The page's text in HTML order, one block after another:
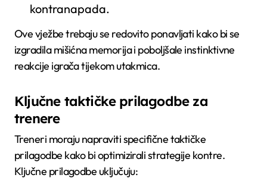
kontranapada.
Ove vježbe trebaju se redovito ponavljati kako bi se
izgradila mišićna memorija i poboljšale instinktivne
reakcije igrača tijekom utakmica.
Ključne taktičke prilagodbe za
trenere
Treneri moraju napraviti specifične taktičke
prilagodbe kako bi optimizirali strategije kontre.
Ključne prilagodbe uključuju: